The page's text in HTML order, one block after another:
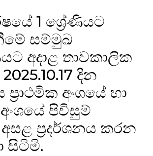
1 ශ්‍රේණියට
සම්මුඛ
අදාළ තාවකාලික
දින
ප්‍රාථමික අංශයේ හා
පිවිසුම්
ප්‍රදර්ශනය කරන
සිටිමි.